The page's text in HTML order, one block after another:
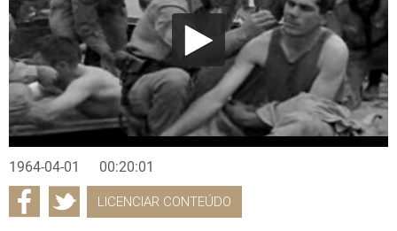
1964-04-01 00:20:01
LICENCIAR CONTEÚDO